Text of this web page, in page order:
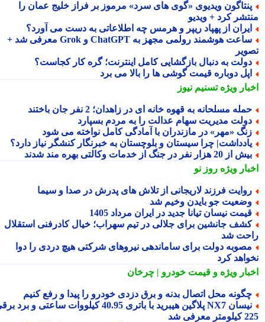
ویدیوی «گوی های سرد» مرموز بر فراز خلیج عمان را
کرد + ویدیو
از پهپاد ریپر و هرمس چه اطلاعاتی به دست می آورد؟
ساعت هوشمند رولمی مجهز به ChatGPT و Grok معرفی شد +
به دنبال بازگشایی کامل اینترنت؛ گره کار کجاست؟
دوباره قیمت گوشی ها را بالا می برد
ویژهتسنیم نیوز
مسلحانه به قهوه خانه ای در زاهدان؛ 2 نفر جان باختند
مدیریت سهام عدالت را به مردم بسپارد
«مهر» در مازندران با آمادگی کامل نواخته می شود
چرا سیستان و بلوچستان به خبرنگار کنشگر نیاز دارد؟
20 هزار نفر در جنگ از خدمات وکالتی بهره مند شدند
ویژهروز نو
فرزند لاریجانی از تلاش های پدرش در صدا و سیما
جو بایدن وخیم شد
نیسان تیانا جدید در ایران مرداد 1405
جانشین برای جلالی در تیم سهراب؛ خیال کادرفنی استقلال
شد
دولت برای ساماندهی نیروهای شرکتی هیچ دردی را دوا
کرد
ویژهو قیمت خودرو | چرخان
محل اتصال بدنه و برق دزدی خودرو را پیدا و رفع کنیم
نیسان NX7 پلاگین هیبرید با باتری 40.95 کیلووات ساعتی و برد برقی